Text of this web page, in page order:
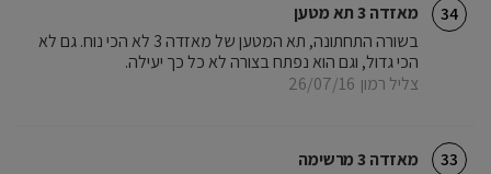
34 מאזדה 3 תא מטען
צליל רמון 26/07/16
בשורה התחתונה, תא המטען של מאזדה 3 לא הכי נוח. גם לא
הכי גדול, וגם הוא נפתח בצורה לא כל כך יעילה.
33 מאזדה 3 מרשימה